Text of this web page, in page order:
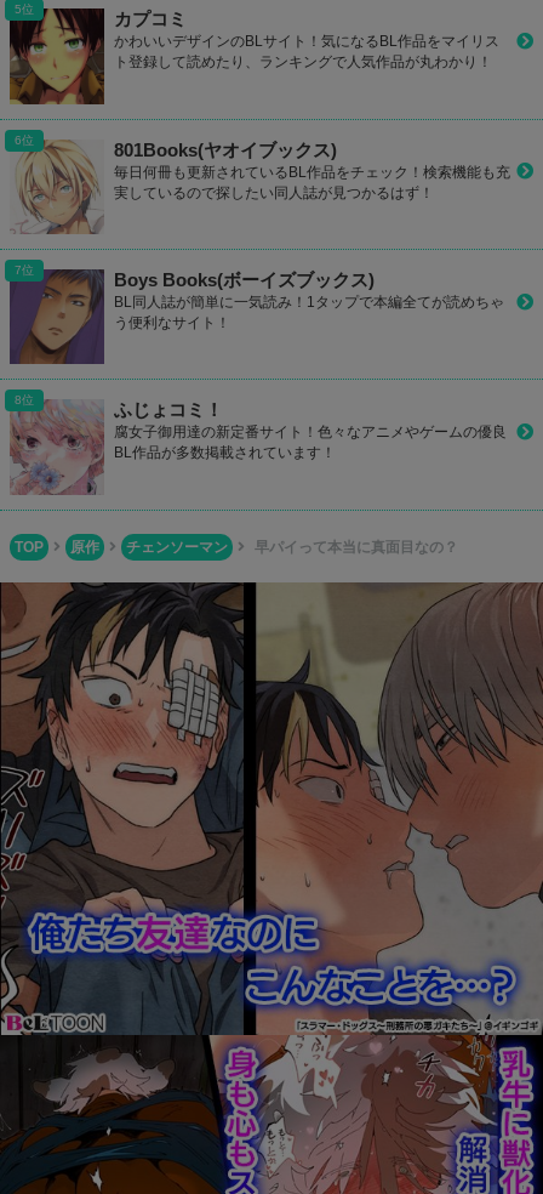
カプコミ
かわいいデザインのBLサイト！気になるBL作品をマイリス
ト登録して読めたり、ランキングで人気作品が丸わかり！
801Books(ヤオイブックス)
毎日何冊も更新されているBL作品をチェック！検索機能も充
実しているので探したい同人誌が見つかるはず！
Boys Books(ボーイズブックス)
BL同人誌が簡単に一気読み！1タップで本編全てが読めちゃ
う便利なサイト！
ふじょコミ！
腐女子御用達の新定番サイト！色々なアニメやゲームの優良
BL作品が多数掲載されています！
TOP 原作 チェンソーマン 早パイって本当に真面目なの？